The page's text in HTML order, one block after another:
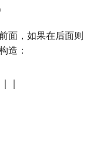
面，如果在后面则
造：
⎥